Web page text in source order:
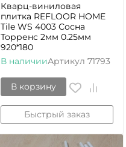
Кварц-виниловая
плитка REFLOOR HOME
Tile WS 4003 Сосна
Торренс 2мм 0.25мм
920*180
В наличииАртикул 71793
В корзину
Быстрый заказ